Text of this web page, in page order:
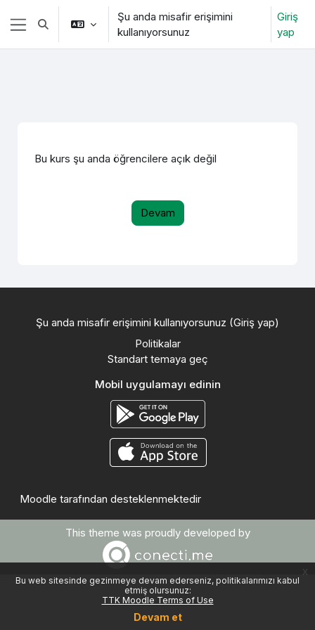
Ana içeriğe git
Bu web sitesinde gezinmeye devam ederseniz, politikalarımızı kabul
etmiş olursunuz:
TTK Moodle Terms of Use
Devam et
x
Yan panel
Arama girişini değiştir
Şu anda misafir erişimini
kullanıyorsunuz
Giriş
yap
Bu kurs şu anda öğrencilere açık değil
Devam
Şu anda misafir erişimini kullanıyorsunuz (Giriş yap)
Politikalar
Standart temaya geç
Mobil uygulamayı edinin
Moodle tarafından desteklenmektedir
This theme was proudly developed by